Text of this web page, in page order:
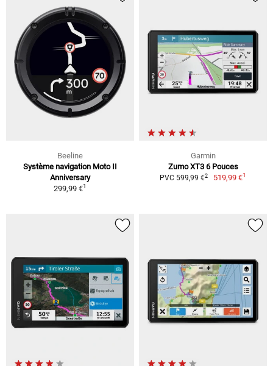
Beeline
Système navigation Moto II
Anniversary
299,99 €1
Garmin
Zumo XT3 6 Pouces
PVC 599,99 €2 519,99 €1